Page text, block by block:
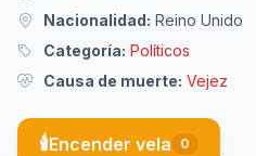
Nacionalidad: Reino Unido
Categoría: Políticos
Causa de muerte: Vejez
🕯️Encender vela 0